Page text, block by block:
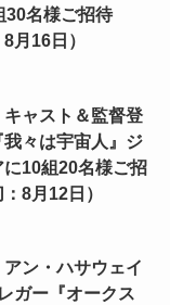
30名様ご招待
月16日）
キャスト＆監督登
々は宇宙人』ジ
10組20名様ご招
8月12日）
アン・ハサウェイ
ガー『オークス